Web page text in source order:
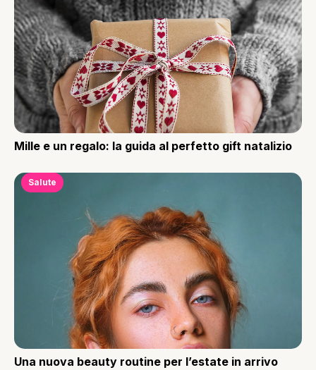
Mille e un regalo: la guida al perfetto gift natalizio
Salute
Una nuova beauty routine per l’estate in arrivo